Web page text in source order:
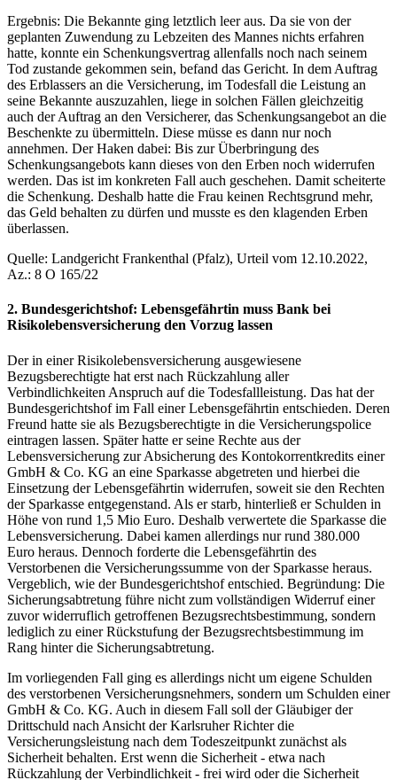
Ergebnis: Die Bekannte ging letztlich leer aus. Da sie von der
geplanten Zuwendung zu Lebzeiten des Mannes nichts erfahren
hatte, konnte ein Schenkungsvertrag allenfalls noch nach seinem
Tod zustande gekommen sein, befand das Gericht. In dem Auftrag
des Erblassers an die Versicherung, im Todesfall die Leistung an
seine Bekannte auszuzahlen, liege in solchen Fällen gleichzeitig
auch der Auftrag an den Versicherer, das Schenkungsangebot an die
Beschenkte zu übermitteln. Diese müsse es dann nur noch
annehmen. Der Haken dabei: Bis zur Überbringung des
Schenkungsangebots kann dieses von den Erben noch widerrufen
werden. Das ist im konkreten Fall auch geschehen. Damit scheiterte
die Schenkung. Deshalb hatte die Frau keinen Rechtsgrund mehr,
das Geld behalten zu dürfen und musste es den klagenden Erben
überlassen.
Quelle: Landgericht Frankenthal (Pfalz), Urteil vom 12.10.2022,
Az.: 8 O 165/22
2. Bundesgerichtshof: Lebensgefährtin muss Bank bei
Risikolebensversicherung den Vorzug lassen
Der in einer Risikolebensversicherung ausgewiesene
Bezugsberechtigte hat erst nach Rückzahlung aller
Verbindlichkeiten Anspruch auf die Todesfallleistung. Das hat der
Bundesgerichtshof im Fall einer Lebensgefährtin entschieden. Deren
Freund hatte sie als Bezugsberechtigte in die Versicherungspolice
eintragen lassen. Später hatte er seine Rechte aus der
Lebensversicherung zur Absicherung des Kontokorrentkredits einer
GmbH & Co. KG an eine Sparkasse abgetreten und hierbei die
Einsetzung der Lebensgefährtin widerrufen, soweit sie den Rechten
der Sparkasse entgegenstand. Als er starb, hinterließ er Schulden in
Höhe von rund 1,5 Mio Euro. Deshalb verwertete die Sparkasse die
Lebensversicherung. Dabei kamen allerdings nur rund 380.000
Euro heraus. Dennoch forderte die Lebensgefährtin des
Verstorbenen die Versicherungssumme von der Sparkasse heraus.
Vergeblich, wie der Bundesgerichtshof entschied. Begründung: Die
Sicherungsabtretung führe nicht zum vollständigen Widerruf einer
zuvor widerruflich getroffenen Bezugsrechtsbestimmung, sondern
lediglich zu einer Rückstufung der Bezugsrechtsbestimmung im
Rang hinter die Sicherungsabtretung.
Im vorliegenden Fall ging es allerdings nicht um eigene Schulden
des verstorbenen Versicherungsnehmers, sondern um Schulden einer
GmbH & Co. KG. Auch in diesem Fall soll der Gläubiger der
Drittschuld nach Ansicht der Karlsruher Richter die
Versicherungsleistung nach dem Todeszeitpunkt zunächst als
Sicherheit behalten. Erst wenn die Sicherheit - etwa nach
Rückzahlung der Verbindlichkeit - frei wird oder die Sicherheit